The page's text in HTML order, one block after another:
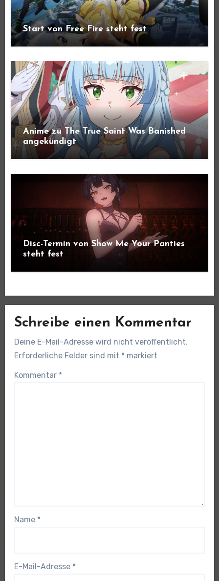
Start von Free Fire steht fest
Anime zu The True Saint Was Banished
angekündigt
Disc-Termin von Show Me Your Panties
steht fest
Schreibe einen Kommentar
Deine E-Mail-Adresse wird nicht veröffentlicht.
Erforderliche Felder sind mit * markiert
Kommentar *
Name *
E-Mail-Adresse *